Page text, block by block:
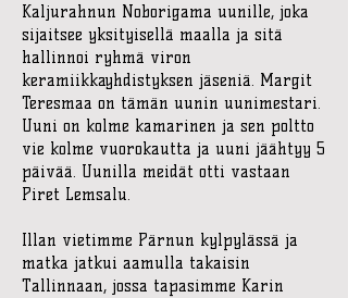
Kaljurahnun Noborigama uunille, joka
sijaitsee yksityisellä maalla ja sitä
hallinnoi ryhmä viron
keramiikkayhdistyksen jäseniä. Margit
Teresmaa on tämän uunin uunimestari.
Uuni on kolme kamarinen ja sen poltto
vie kolme vuorokautta ja uuni jäähtyy 5
päivää. Uunilla meidät otti vastaan
Piret Lemsalu.
Illan vietimme Pärnun kylpylässä ja
matka jatkui aamulla takaisin
Tallinnaan, jossa tapasimme Karin